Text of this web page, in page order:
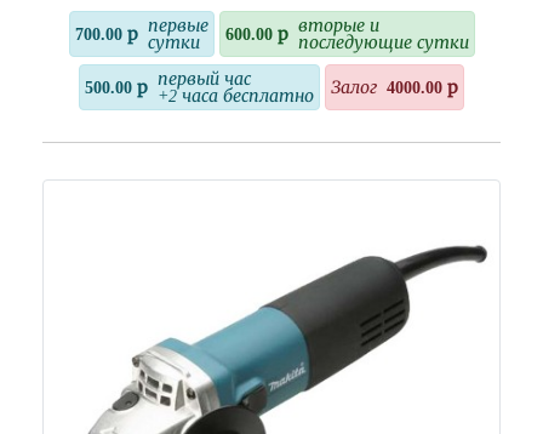
700.00 р первые
сутки
600.00 р вторые и
последующие сутки
500.00 р первый час
+2 часа бесплатно
Залог 4000.00 р